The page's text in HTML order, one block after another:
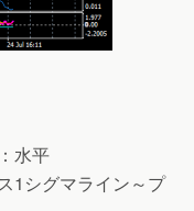
水平
1シグマライン～プ